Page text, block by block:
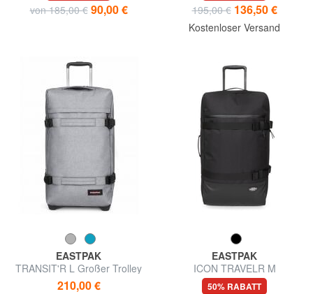
von 185,00 € 90,00 € 195,00 € 136,50 €
Kostenloser Versand
EASTPAK
TRANSIT'R L Großer Trolley
210,00 €
EASTPAK
ICON TRAVELR M
Mittelgroßer Trolley
50% RABATT